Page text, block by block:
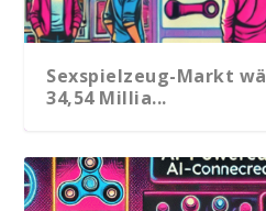
Sexspielzeug-Markt
34,54 Millia...